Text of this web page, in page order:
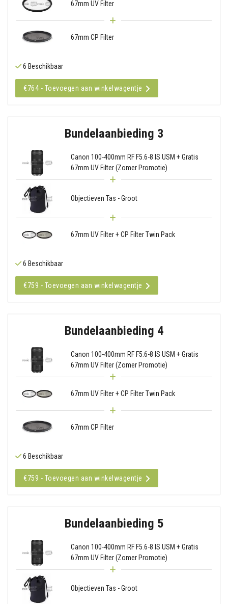
67mm UV Filter
67mm CP Filter
6 Beschikbaar
€764 - Toevoegen aan winkelwagentje
Bundelaanbieding 3
Canon 100-400mm RF F5.6-8 IS USM + Gratis
67mm UV Filter (Zomer Promotie)
Objectieven Tas - Groot
67mm UV Filter + CP Filter Twin Pack
6 Beschikbaar
€759 - Toevoegen aan winkelwagentje
Bundelaanbieding 4
Canon 100-400mm RF F5.6-8 IS USM + Gratis
67mm UV Filter (Zomer Promotie)
67mm UV Filter + CP Filter Twin Pack
67mm CP Filter
6 Beschikbaar
€759 - Toevoegen aan winkelwagentje
Bundelaanbieding 5
Canon 100-400mm RF F5.6-8 IS USM + Gratis
67mm UV Filter (Zomer Promotie)
Objectieven Tas - Groot